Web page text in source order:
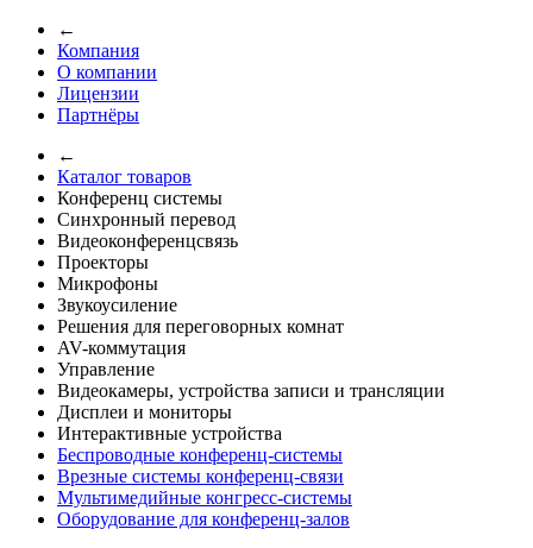
←
Компания
О компании
Лицензии
Партнёры
←
Каталог товаров
Конференц системы
Синхронный перевод
Видеоконференцсвязь
Проекторы
Микрофоны
Звукоусиление
Решения для переговорных комнат
AV-коммутация
Управление
Видеокамеры, устройства записи и трансляции
Дисплеи и мониторы
Интерактивные устройства
Беспроводные конференц-системы
Врезные системы конференц-связи
Мультимедийные конгресс-системы
Оборудование для конференц-залов